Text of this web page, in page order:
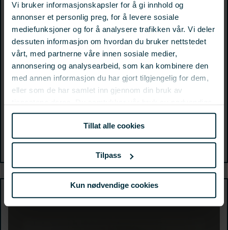
Vi bruker informasjonskapsler for å gi innhold og
annonser et personlig preg, for å levere sosiale
mediefunksjoner og for å analysere trafikken vår. Vi deler
dessuten informasjon om hvordan du bruker nettstedet
vårt, med partnerne våre innen sosiale medier,
annonsering og analysearbeid, som kan kombinere den
med annen informasjon du har gjort tilgjengelig for dem,
eller som de har samlet inn gjennom din bruk av
informasjonskapsler ved å bruke nettstedet vårt.
Tillat alle cookies
Tilpass
Kun nødvendige cookies
Det er blitt utviklet en prosess for
fremstilling av smaksnøytrale proteiner fra
limvann av makrell-avskjær